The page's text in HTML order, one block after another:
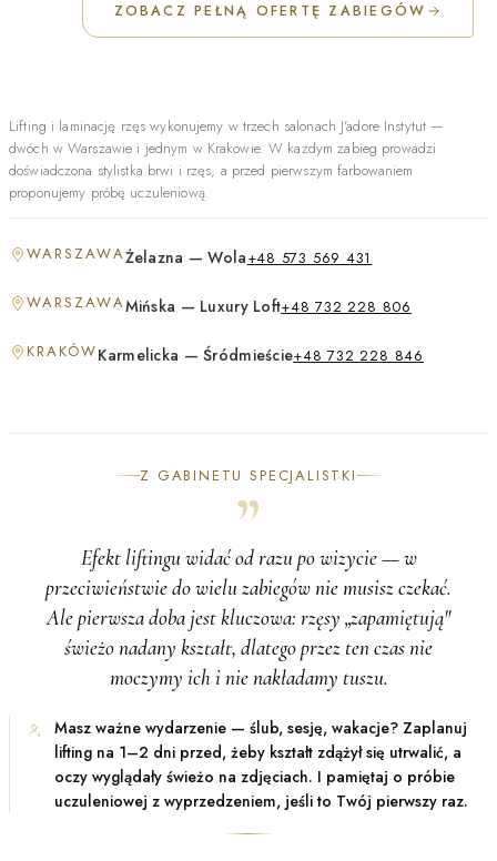
ZOBACZ PEŁNĄ OFERTĘ ZABIEGÓW
Lifting i laminację rzęs wykonujemy w trzech salonach J'adore Instytut —
dwóch wWarszawie i jednym w Krakowie. W każdym zabieg prowadzi
doświadczona stylistka brwi i rzęs, a przed pierwszym farbowaniem
proponujemy próbę uczuleniową.
WARSZAWAŻelazna — Wola+48 573 569 431
WARSZAWAMińska — Luxury Loft+48 732 228 806
KRAKÓWKarmelicka — Śródmieście+48 732 228 846
Z GABINETU SPECJALISTKI
”
Efekt liftingu widać od razu po wizycie — w
przeciwieństwie do wielu zabiegów nie musisz czekać.
Ale pierwsza doba jest kluczowa: rzęsy „zapamiętują"
świeżo nadany kształt, dlatego przez ten czas nie
moczymy ich i nie nakładamy tuszu.
Masz ważne wydarzenie — ślub, sesję, wakacje? Zaplanuj
lifting na 1–2 dni przed, żeby kształt zdążył się utrwalić, a
oczy wyglądały świeżo na zdjęciach. I pamiętaj o próbie
uczuleniowej z wyprzedzeniem, jeśli to Twój pierwszy raz.